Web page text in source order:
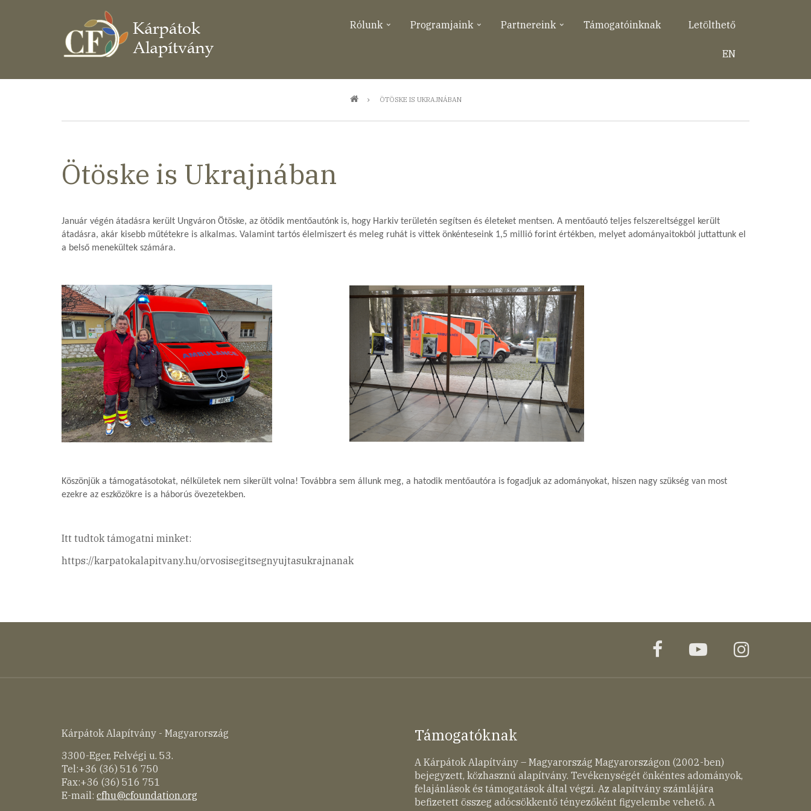
Rólunk Programjaink Partnereink Támogatóinknak Letölthető
EN
ÖTÖSKE IS UKRAJNÁBAN
Ötöske is Ukrajnában
Január végén átadásra került Ungváron Ötöske, az ötödik mentőautónk is, hogy Harkiv területén segítsen és életeket mentsen. A mentőautó teljes felszereltséggel került
átadásra, akár kisebb műtétekre is alkalmas. Valamint tartós élelmiszert és meleg ruhát is vittek önkénteseink 1,5 millió forint értékben, melyet adományaitokból juttattunk el
a belső menekültek számára.
Köszönjük a támogatásotokat, nélkületek nem sikerült volna! Továbbra sem állunk meg, a hatodik mentőautóra is fogadjuk az adományokat, hiszen nagy szükség van most
ezekre az eszközökre is a háborús övezetekben.
Itt tudtok támogatni minket:
https://karpatokalapitvany.hu/orvosisegitsegnyujtasukrajnanak
facebookyoutube
Kárpátok Alapítvány - Magyarország
3300-Eger, Felvégi u. 53.
Tel:+36 (36) 516 750
Fax:+36 (36) 516 751
E-mail: cfhu@cfoundation.org
Támogatóknak
A Kárpátok Alapítvány – Magyarország Magyarországon (2002-ben)
bejegyzett, közhasznú alapítvány. Tevékenységét önkéntes adományok,
felajánlások és támogatások által végzi. Az alapítvány számlájára
befizetett összeg adócsökkentő tényezőként figyelembe vehető. A